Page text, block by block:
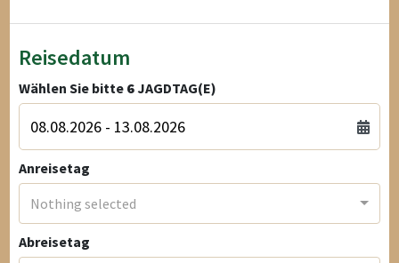
Reisedatum
Wählen Sie bitte 6JAGDTAG(E)
Anreisetag
Nothing selected
Abreisetag